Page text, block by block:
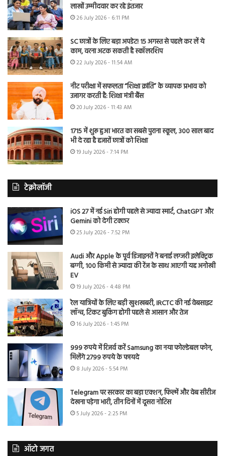
लाखों उम्मीदवार कर रहे इंतजार
26 July 2026 - 6:11 PM
SC छात्रों के लिए बड़ा अपडेट! 15 अगस्त से पहले कर लें ये
काम, वरना अटक सकती है स्कॉलरशिप
22 July 2026 - 11:54 AM
नीट परीक्षा में सफलता “शिक्षा क्रांति” के व्यापक प्रभाव को
उजागर करती है: शिक्षा मंत्री बैंस
20 July 2026 - 11:43 AM
1715 में शुरू हुआ भारत का सबसे पुराना स्कूल, 300 साल बाद
भी दे रहा है हजारों छात्रों को शिक्षा
19 July 2026 - 7:14 PM
टेक्नोलॉजी
iOS 27 में नई Siri होगी पहले से ज्यादा स्मार्ट, ChatGPT और
Gemini को देगी टक्कर
25 July 2026 - 7:52 PM
Audi और Apple के पूर्व डिजाइनरों ने बनाई लग्जरी इलेक्ट्रिक
बग्गी, 100 किमी से ज्यादा की रेंज के साथ आएगी यह अनोखी
EV
19 July 2026 - 4:48 PM
रेल यात्रियों के लिए बड़ी खुशखबरी, IRCTC की नई वेबसाइट
लॉन्च, टिकट बुकिंग होगी पहले से आसान और तेज
16 July 2026 - 1:45 PM
999 रुपये में रिजर्व करें Samsung का नया फोल्डेबल फोन,
मिलेंगे 2799 रुपये के फायदे
8 July 2026 - 5:54 PM
Telegram पर सरकार का बड़ा एक्शन, फिल्में और वेब सीरीज
देखना पड़ेगा भारी, तीन दिनों में दूसरा नोटिस
5 July 2026 - 2:25 PM
ऑटो जगत